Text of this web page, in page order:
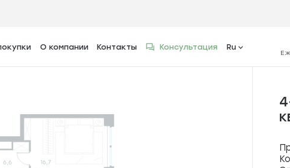
О компании Контакты Консультация Ru
2